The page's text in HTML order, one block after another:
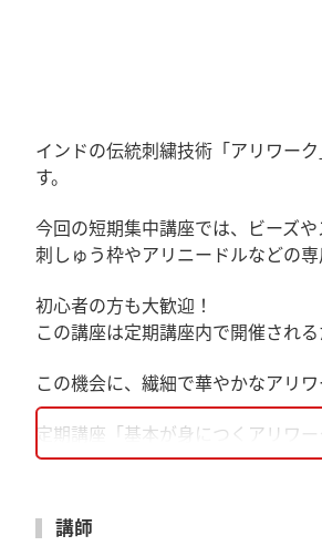
インドの伝統刺繍技術「アリワー
す。
今回の短期集中講座では、ビーズ
刺しゅう枠やアリニードルなどの
初心者の方も大歓迎！
この講座は定期講座内で開催され
この機会に、繊細で華やかなアリ
定期講座「基本が身につくアリワ
講師